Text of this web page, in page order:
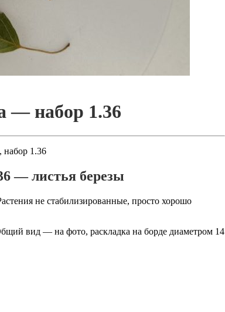
— набор 1.36
набор 1.36
— листья березы
не стабилизированные, просто хорошо
вид — на фото, раскладка на борде диаметром 14